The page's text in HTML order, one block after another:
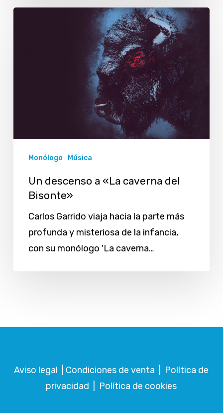
Monólogo Música
Un descenso a «La caverna del
Bisonte»
Carlos Garrido viaja hacia la parte más
profunda y misteriosa de la infancia,
con su monólogo 'La caverna…
Aviso legal Condiciones de venta
Política de
privacidad
Política de cookies